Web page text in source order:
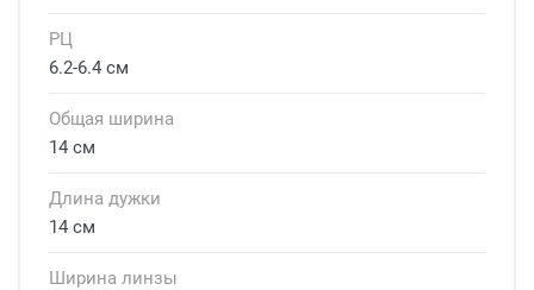
РЦ
6.2-6.4 см
Общая ширина
14 см
Длина дужки
14 см
Ширина линзы